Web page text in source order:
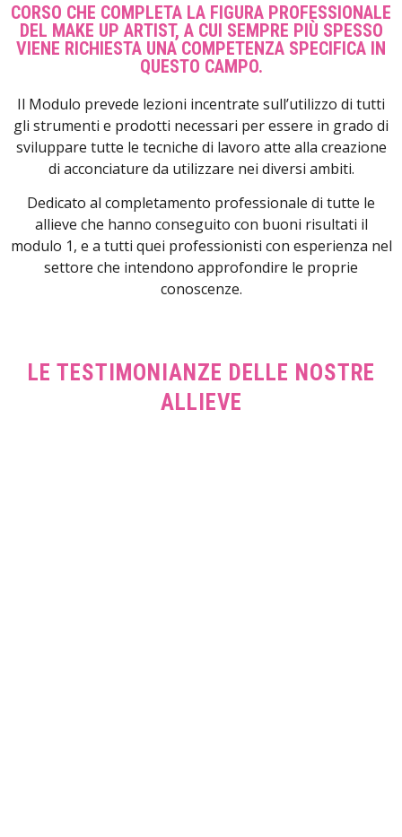
CORSO CHE COMPLETA LA FIGURA PROFESSIONALE
DEL MAKE UP ARTIST, A CUI SEMPRE PIÙ SPESSO
VIENE RICHIESTA UNA COMPETENZA SPECIFICA IN
QUESTO CAMPO.
Il Modulo prevede lezioni incentrate sull’utilizzo di tutti
gli strumenti e prodotti necessari per essere in grado di
sviluppare tutte le tecniche di lavoro atte alla creazione
di acconciature da utilizzare nei diversi ambiti.
Dedicato al completamento professionale di tutte le
allieve che hanno conseguito con buoni risultati il
modulo 1, e a tutti quei professionisti con esperienza nel
settore che intendono approfondire le proprie
conoscenze.
LE TESTIMONIANZE DELLE NOSTRE
ALLIEVE